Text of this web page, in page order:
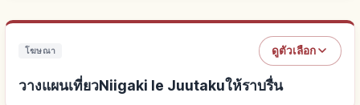
โฆษณา ดูตัวเลือก
วางแผนเที่ยวNiigaki Ie Juutakuให้ราบรื่น